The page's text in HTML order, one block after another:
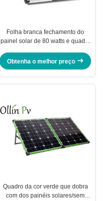
Folha branca fechamento do
painel solar de 80 watts e quadro
alumínio
Obtenha o melhor preço
Quadro da cor verde que dobra
com dos painéis solares/sem